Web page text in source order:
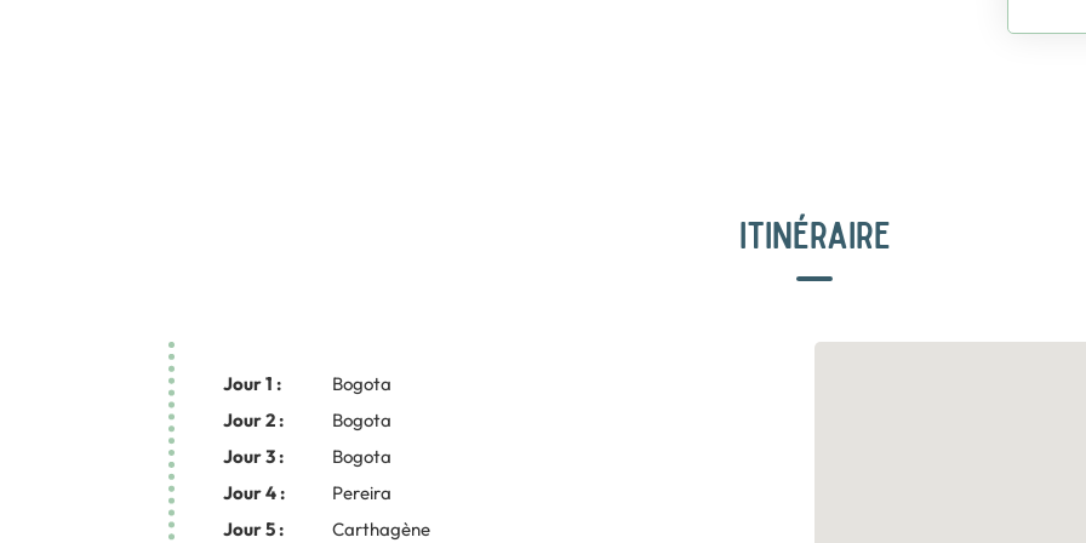
ITINÉRAIRE
Jour 1 :
Bogota
Jour 2 :
Bogota
Jour 3 :
Bogota
Jour 4 :
Pereira
Jour 5 :
Carthagène